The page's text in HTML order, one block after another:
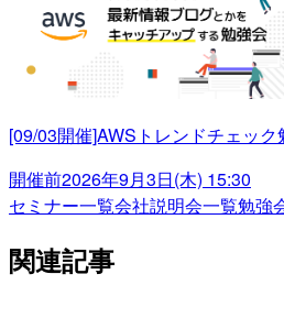
[09/03開催]AWSトレンドチェッ
開催前2026年9月3日(木) 15:30
セミナー一覧会社説明会一覧勉強
関連記事